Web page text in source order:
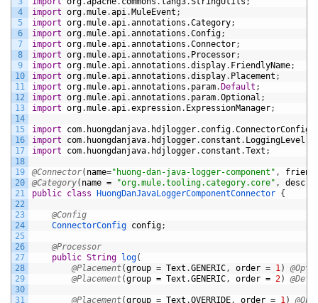
4
5
6
7
8
9
10
11
12
13
14
15
16
17
18
19
20
21
22
23
24
25
26
27
28
29
30
31
import org.mule.api .MuleEvent ;
import org.mule.api .annotations .Category;
import org.mule.api .annotations .Config;
import org.mule.api .annotations .Connector;
import org.mule.api .annotations . Processor;
import org.mule.api .annotations .display. FriendlyName;
import org.mule.api .annotations .display. Placement ;
import org.mule.api .annotations . param.Default ;
import org.mule.api .annotations . param.Optional ;
import org.mule.api .expression. ExpressionManager;
import com. huongdanjava. hdjlogger. config.ConnectorConfig
import
com. huongdanjava. hdjlogger. constant . LoggingLevel
import
com. huongdanjava. hdjlogger. constant .Text ;
@Connector( name="huong-dan-java-logger-component" ,
@Category( name = "org.mule.tooling.category.core" ,
public class HuongDanJavaLoggerComponentConnector {
@Config
ConnectorConfig config;
@Processor
public String log(
@Placement(group = Text .GENERIC , order = 1 )
@Placement(group = Text .GENERIC , order = 2)
@Placement(group = Text .OVERRIDE , order = 1 )